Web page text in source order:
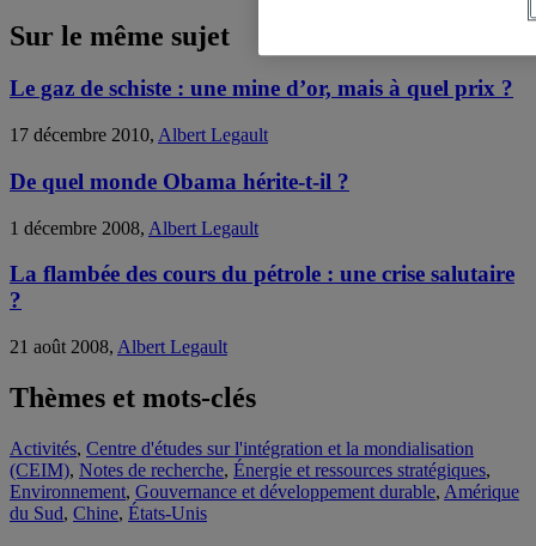
Sur le même sujet
Le gaz de schiste : une mine d’or, mais à quel prix ?
17 décembre 2010, Albert Legault
De quel monde Obama hérite-t-il ?
1 décembre 2008, Albert Legault
La flambée des cours du pétrole : une crise salutaire
?
21 août 2008, Albert Legault
Thèmes et mots-clés
Activités, Centre d'études sur l'intégration et la mondialisation
(CEIM), Notes de recherche, Énergie et ressources stratégiques,
Environnement, Gouvernance et développement durable, Amérique
du Sud, Chine, États-Unis